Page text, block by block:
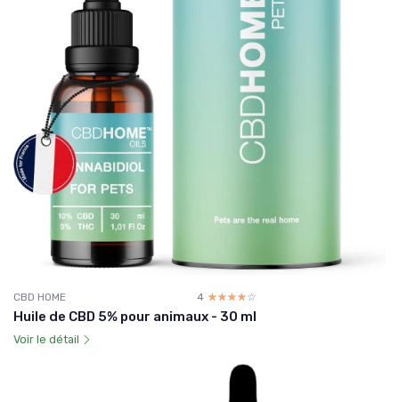
CBD HOME 4 ☆☆☆☆☆
★★★★★
Huile de CBD 5% pour animaux - 30 ml
Voir le détail